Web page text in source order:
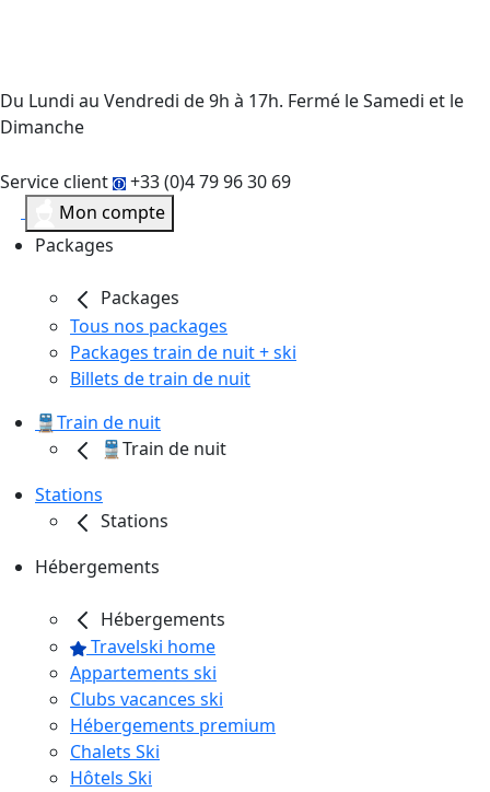
Du Lundi au Vendredi de 9h à 17h. Fermé le Samedi et le
Dimanche
Service client
+33 (0)4 79 96 30 69
Mon compte
Packages
Packages
Tous nos packages
Packages train de nuit + ski
Billets de train de nuit
🚆Train de nuit
🚆Train de nuit
Stations
Stations
Hébergements
Hébergements
Travelski home
Appartements ski
Clubs vacances ski
Hébergements premium
Chalets Ski
Hôtels Ski